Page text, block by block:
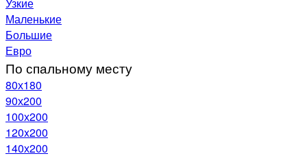
Маленькие
Большие
Евро
По спальному месту
80х180
90х200
100х200
120x200
140х200